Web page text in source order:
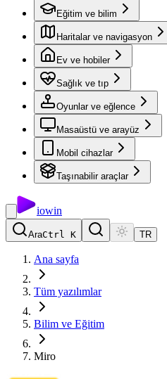
Eğitim ve bilim
Haritalar ve navigasyon
Ev ve hobiler
Sağlık ve tıp
Oyunlar ve eğlence
Masaüstü ve arayüz
Mobil cihazlar
Taşınabilir araçlar
iowin
AraCtrl K TR
Ana sayfa
Tüm yazılımlar
Bilim ve Eğitim
Miro